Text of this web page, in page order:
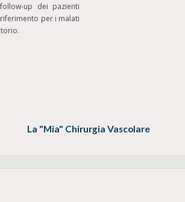
up dei pazienti
per i malati
La "Mia" Chirurgia Vascolare